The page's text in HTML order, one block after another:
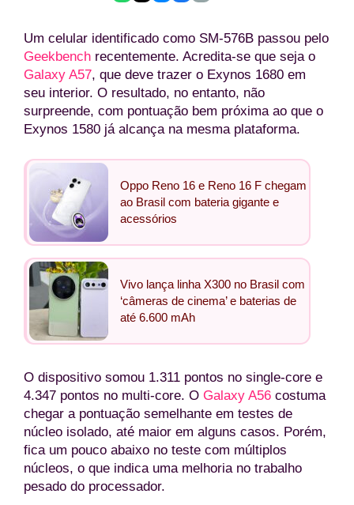
Um celular identificado como SM-576B passou pelo
Geekbench recentemente. Acredita-se que seja o
Galaxy A57, que deve trazer o Exynos 1680 em
seu interior. O resultado, no entanto, não
surpreende, com pontuação bem próxima ao que o
Exynos 1580 já alcança na mesma plataforma.
Oppo Reno 16 e Reno 16 F chegam
ao Brasil com bateria gigante e
acessórios
Vivo lança linha X300 no Brasil com
‘câmeras de cinema’ e baterias de
até 6.600 mAh
O dispositivo somou 1.311 pontos no single-core e
4.347 pontos no multi-core. O Galaxy A56 costuma
chegar a pontuação semelhante em testes de
núcleo isolado, até maior em alguns casos. Porém,
fica um pouco abaixo no teste com múltiplos
núcleos, o que indica uma melhoria no trabalho
pesado do processador.